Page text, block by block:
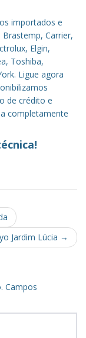
importados e
Carrier,
Elgin,
Toshiba,
Ligue agora
de crédito e
completamente
Jardim Lúcia →
Campos